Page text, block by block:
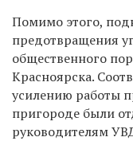
Помимо этого,
предотвращения
общественного
Красноярска.
усилению работы
пригороде были
руководителям